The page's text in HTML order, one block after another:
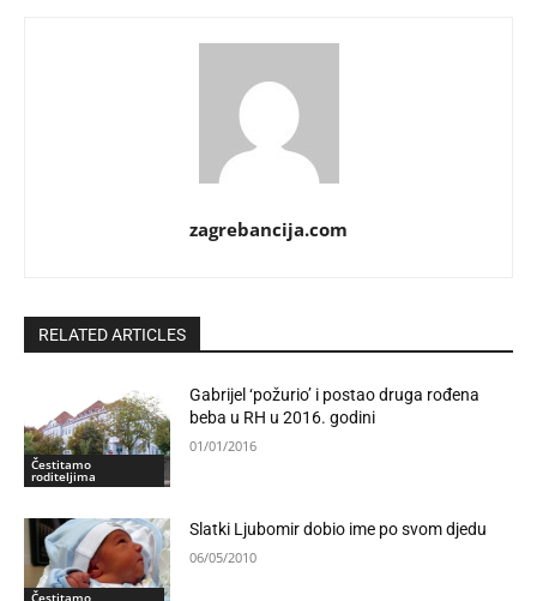
zagrebancija.com
RELATED ARTICLES
Čestitamo
roditeljima
Gabrijel ‘požurio’ i postao druga rođena
beba u RH u 2016. godini
01/01/2016
Slatki Ljubomir dobio ime po svom djedu
06/05/2010